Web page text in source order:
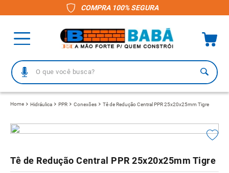
COMPRA 100% SEGURA
O que você busca?
Hidráulica PPR Conexões Tê de Redução Central PPR 25x20x25mm Tigre
Tê de Redução Central PPR 25x20x25mm Tigre
2º porcelanato
vaso sanitário